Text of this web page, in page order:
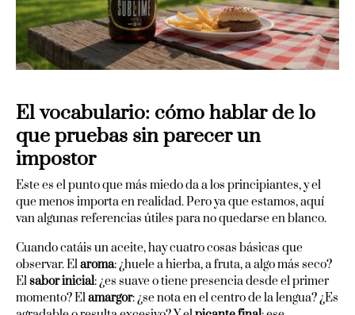
El vocabulario: cómo hablar de lo
que pruebas sin parecer un
impostоr
Este es el punto que más miedo da a los principiantes, y el
que menos importa en realidad. Pero ya que estamos, aquí
van algunas referencias útiles para no quedarse en blanco.
Cuando catáis un aceite, hay cuatro cosas básicas que
observar. Elaroma: ¿huele a hierba, a fruta, a algo más seco?
Elsabor inicial: ¿es suave o tiene presencia desde el primer
momento? Elamargor: ¿se nota en el centro de la lengua? ¿Es